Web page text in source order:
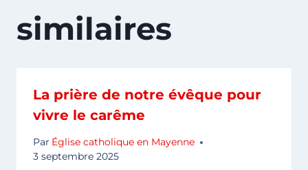
similaires
La prière de notre évêque pour
vivre le carême
Par Église catholique en Mayenne
3 septembre 2025